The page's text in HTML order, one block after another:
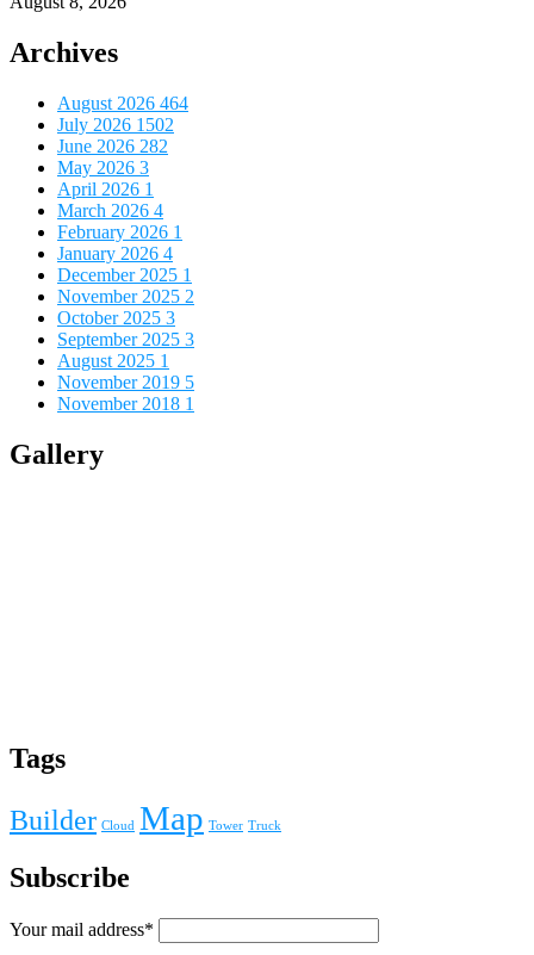
Archives
August 2026 464
July 2026 1502
June 2026 282
May 2026 3
April 2026 1
March 2026 4
February 2026 1
January 2026 4
December 2025 1
November 2025 2
October 2025 3
September 2025 3
August 2025 1
November 2019 5
November 2018 1
Gallery
Tags
Builder Cloud Map Tower Truck
Subscribe
Your mail address*